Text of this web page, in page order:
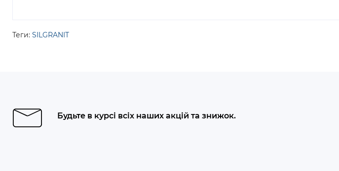
Теги: SILGRANIT
Будьте в курсі всіх наших акцій та знижок.